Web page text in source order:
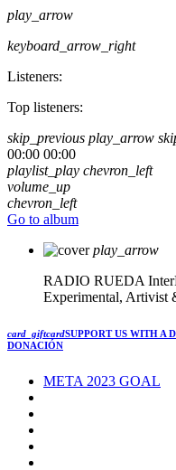
play_arrow
keyboard_arrow_right
Listeners:
Top listeners:
skip_previous play_arrow
00:00 00:00
playlist_play chevron_left
volume_up
chevron_left
Go to album
play_arrow
RADIO RUEDA
Experimental, Artivist
card_giftcardSUPPORT US WITH A
DONACIÓN
META 2023 GOAL